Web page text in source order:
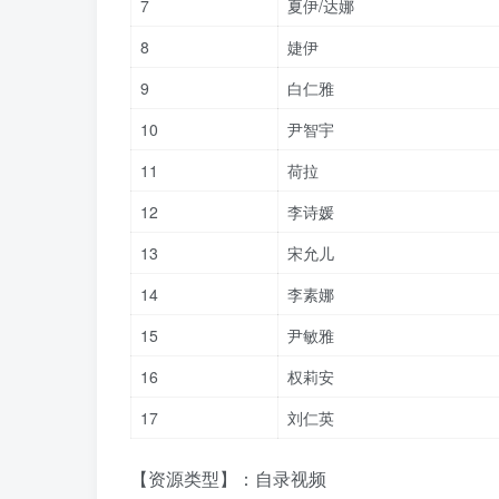
7
夏伊/达娜
8
婕伊
9
白仁雅
10
尹智宇
11
荷拉
12
李诗媛
13
宋允儿
14
李素娜
15
尹敏雅
16
权莉安
17
刘仁英
【资源类型】：自录视频